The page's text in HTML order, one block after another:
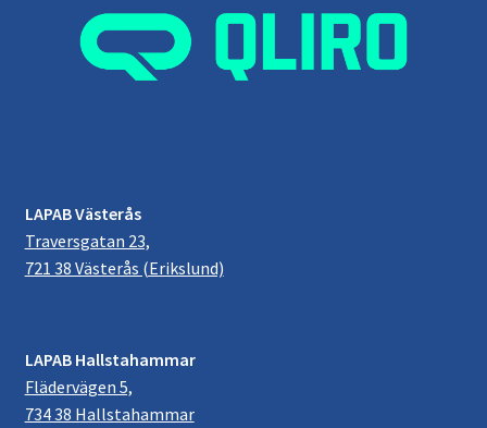
LAPAB Västerås
Traversgatan 23,
721 38 Västerås (Erikslund)
LAPAB Hallstahammar
Flädervägen 5,
734 38 Hallstahammar